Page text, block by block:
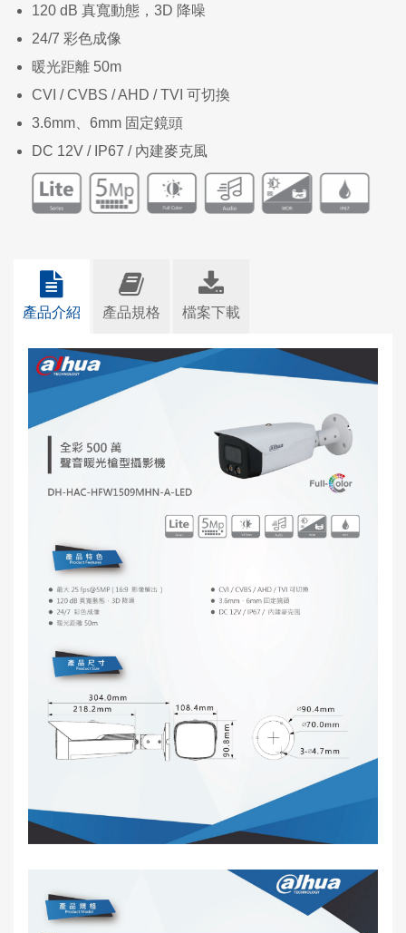
120 dB 真寬動態，3D 降噪
24/7 彩色成像
暖光距離 50m
CVI / CVBS / AHD / TVI 可切換
3.6mm、6mm 固定鏡頭
DC 12V / IP67 / 內建麥克風
產品介紹 產品規格 檔案下載